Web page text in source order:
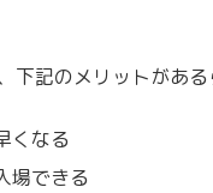
下記のメリットがある
くなる
場できる